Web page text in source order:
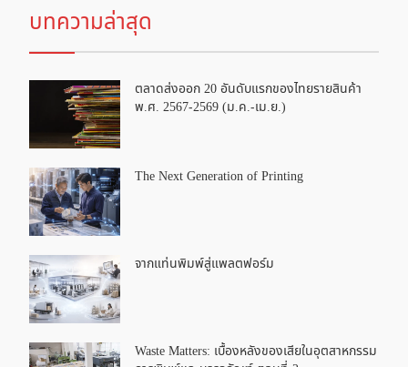
บทความล่าสุด
ตลาดส่งออก 20 อันดับแรกของไทยรายสินค้า
พ.ศ. 2567-2569 (ม.ค.-เม.ย.)
The Next Generation of Printing
จากแท่นพิมพ์สู่แพลตฟอร์ม
Waste Matters: เบื้องหลังของเสียในอุตสาหกรรม